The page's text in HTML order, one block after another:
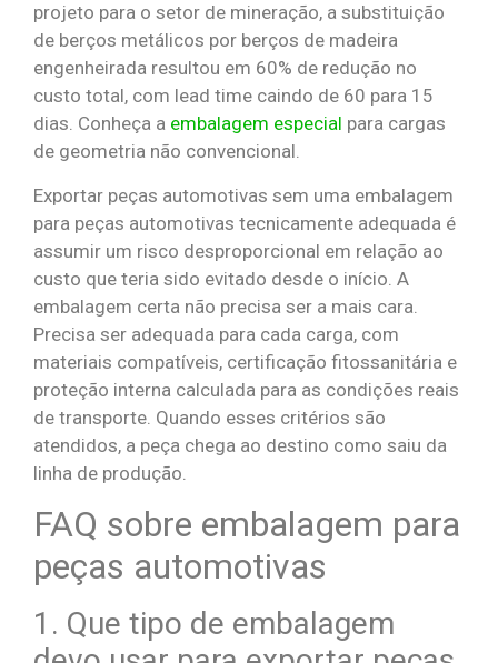
projeto para o setor de mineração, a substituição
de berços metálicos por berços de madeira
engenheirada resultou em 60% de redução no
custo total, com lead time caindo de 60 para 15
dias. Conheça a embalagem especial para cargas
de geometria não convencional.
Exportar peças automotivas sem uma embalagem
para peças automotivas tecnicamente adequada é
assumir um risco desproporcional em relação ao
custo que teria sido evitado desde o início. A
embalagem certa não precisa ser a mais cara.
Precisa ser adequada para cada carga, com
materiais compatíveis, certificação fitossanitária e
proteção interna calculada para as condições reais
de transporte. Quando esses critérios são
atendidos, a peça chega ao destino como saiu da
linha de produção.
FAQ sobre embalagem para
peças automotivas
1. Que tipo de embalagem